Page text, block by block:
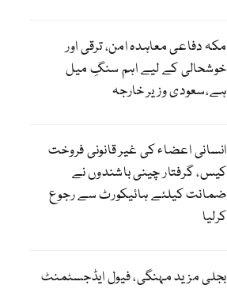
مکہ دفاعی معاہدہ امن، ترقی اور
خوشحالی کے لیے اہم سنگِ میل
ہے،سعودی وزیر خارجہ
انسانی اعضاء کی غیر قانونی فروخت
کیس، گرفتار چینی باشندوں نے
ضمانت کیلئے ہائیکورٹ سے رجوع
کرلیا
بجلی مزید مہنگی، فیول ایڈجسٹمنٹ